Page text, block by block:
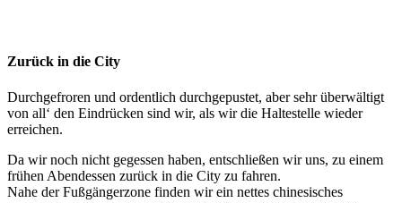
Zurück in die City
Durchgefroren und ordentlich durchgepustet, aber sehr überwältigt
von all‘ den Eindrücken sind wir, als wir die Haltestelle wieder
erreichen.
Da wir noch nicht gegessen haben, entschließen wir uns, zu einem
frühen Abendessen zurück in die City zu fahren.
Nahe der Fußgängerzone finden wir ein nettes chinesisches